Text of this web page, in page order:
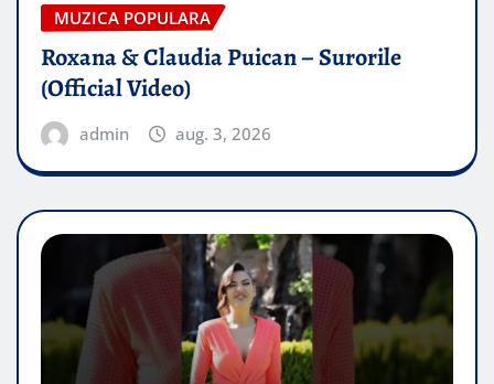
MUZICA POPULARA
Roxana & Claudia Puican – Surorile
(Official Video)
admin aug. 3, 2026